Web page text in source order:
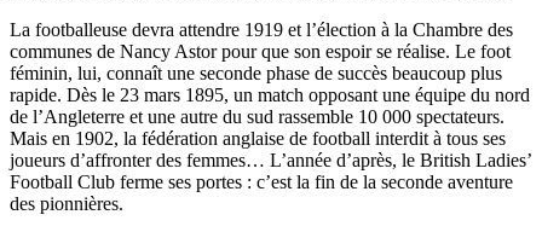
La footballeuse devra attendre 1919 et l’élection à la Chambre des
communes de Nancy Astor pour que son espoir se réalise. Le foot
féminin, lui, connaît une seconde phase de succès beaucoup plus
rapide. Dès le 23 mars 1895, un match opposant une équipe du nord
de l’Angleterre et une autre du sud rassemble 10 000 spectateurs.
Mais en 1902, la fédération anglaise de football interdit à tous ses
joueurs d’affronter des femmes… L’année d’après, le British Ladies’
Football Club ferme ses portes : c’est la fin de la seconde aventure
des pionnières.